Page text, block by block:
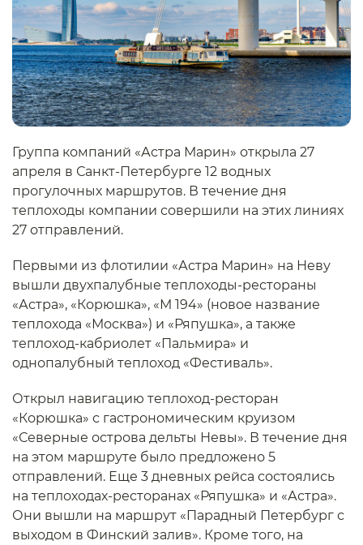
Группа компаний «Астра Марин» открыла 27
апреля в Санкт-Петербурге 12 водных
прогулочных маршрутов. В течение дня
теплоходы компании совершили на этих линиях
27 отправлений.
Первыми из флотилии «Астра Марин» на Неву
вышли двухпалубные теплоходы-рестораны
«Астра», «Корюшка», «М 194» (новое название
теплохода «Москва») и «Ряпушка», а также
теплоход-кабриолет «Пальмира» и
однопалубный теплоход «Фестиваль».
Открыл навигацию теплоход-ресторан
«Корюшка» с гастрономическим круизом
«Северные острова дельты Невы». В течение дня
на этом маршруте было предложено 5
отправлений. Еще 3 дневных рейса состоялись
на теплоходах-ресторанах «Ряпушка» и «Астра».
Они вышли на маршрут «Парадный Петербург с
выходом в Финский залив». Кроме того, на